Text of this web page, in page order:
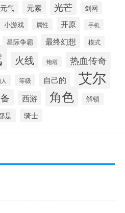
元气 元素 光芒
剑网
小游戏 属性 开原 手机
星际争霸 最终幻想 模式
火线 炮塔 热血传奇
等级 自己的 艾尔
西游 角色 解锁
是 骑士